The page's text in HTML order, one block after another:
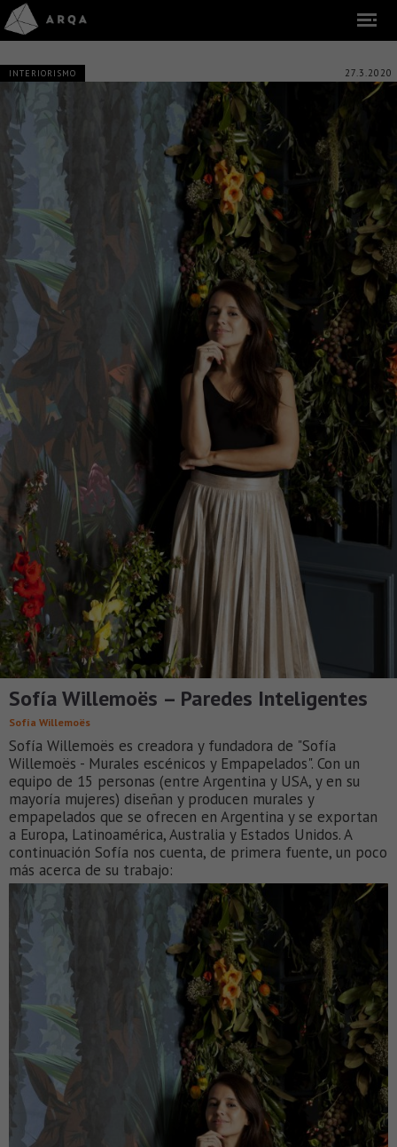
INTERIORISMO 27.3.2020
Sofía Willemoës – Paredes Inteligentes
Sofía Willemoës
Sofía Willemoës es creadora y fundadora de "Sofía
Willemoës - Murales escénicos y Empapelados". Con un
equipo de 15 personas (entre Argentina y USA, y en su
mayoría mujeres) diseñan y producen murales y
empapelados que se ofrecen en Argentina y se exportan
a Europa, Latinoamérica, Australia y Estados Unidos. A
continuación Sofía nos cuenta, de primera fuente, un poco
más acerca de su trabajo: